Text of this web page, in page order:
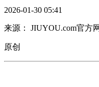
2026-01-30 05:41
来源： JIUYOU.com官方
原创